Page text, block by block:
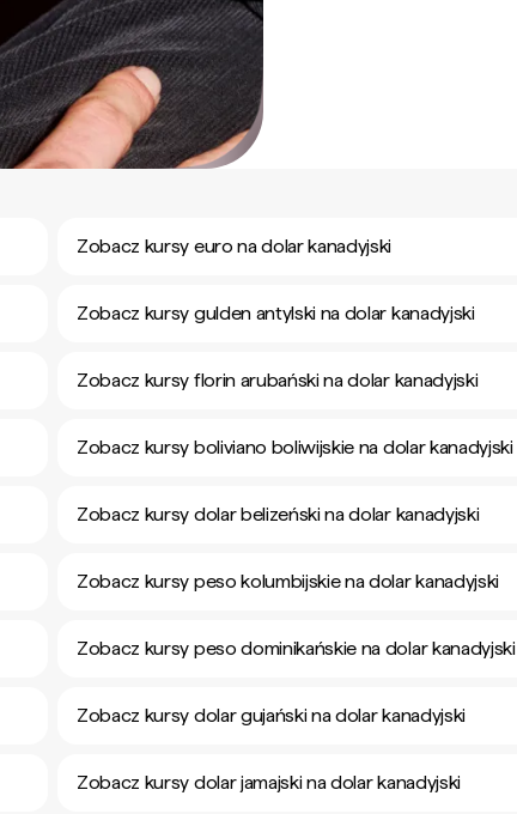
Zobacz kursy euro na dolar kanadyjski
Zobacz kursy gulden antylski na dolar kanadyjski
Zobacz kursy florin arubański na dolar kanadyjski
Zobacz kursy boliviano boliwijskie na dolar kanadyjski
Zobacz kursy dolar belizeński na dolar kanadyjski
Zobacz kursy peso kolumbijskie na dolar kanadyjski
Zobacz kursy peso dominikańskie na dolar kanadyjski
Zobacz kursy dolar gujański na dolar kanadyjski
Zobacz kursy dolar jamajski na dolar kanadyjski